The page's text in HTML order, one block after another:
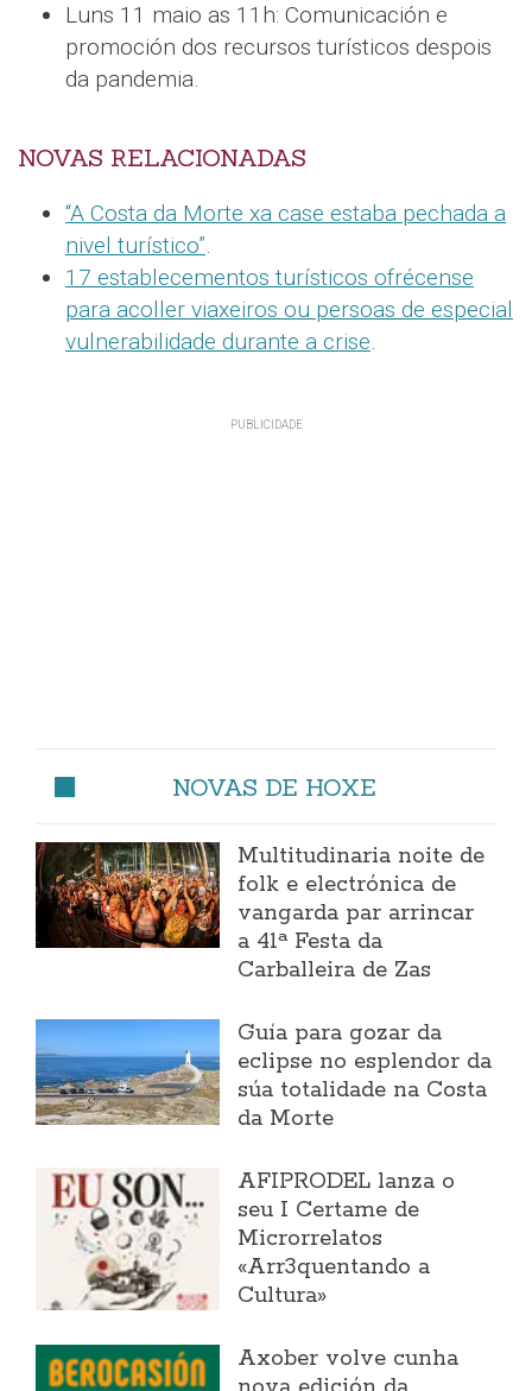
Luns 11 maio as 11h: Comunicación e
promoción dos recursos turísticos despois
da pandemia.
NOVAS RELACIONADAS
“A Costa da Morte xa case estaba pechada a
nivel turístico”.
17 establecementos turísticos ofrécense
para acoller viaxeiros ou persoas de especial
vulnerabilidade durante a crise.
NOVAS DE HOXE
Multitudinaria noite de
folk e electrónica de
vangarda par arrincar
a 41ª Festa da
Carballeira de Zas
Guía para gozar da
eclipse no esplendor da
súa totalidade na Costa
da Morte
AFIPRODEL lanza o
seu I Certame de
Microrrelatos
«Arr3quentando a
Cultura»
Axober volve cunha